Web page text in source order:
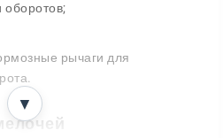
оборотов;
рычаги для
▼